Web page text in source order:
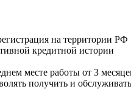
на территории РФ
кредитной истории
месте работы от 3
получить и